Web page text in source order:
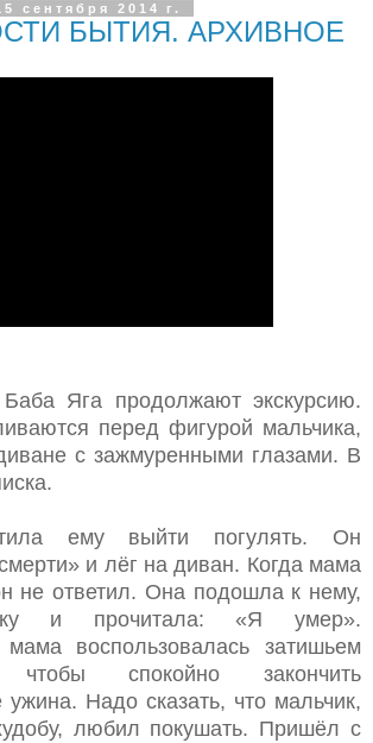
сентября 2014 г.
БЫТИЯ. АРХИВНОЕ
Яга продолжают экскурсию.
перед фигурой мальчика,
с зажмуренными глазами. В
ему выйти погулять. Он
и лёг на диван. Когда мама
не ответил. Она подошла к нему,
и прочитала: «Я умер».
мама воспользовалась затишьем
спокойно закончить
ужина. Надо сказать, что мальчик,
любил покушать. Пришёл с